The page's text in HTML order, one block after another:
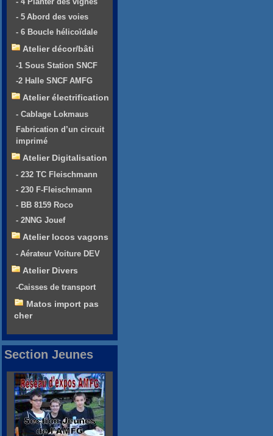
- 5 Abord des voies
- 6 Boucle hélicoïdale
Atelier décor/bâti
-1 Sous Station SNCF
-2 Halle SNCF AMFG
Atelier électrification
- Cablage Lokmaus
Fabrication d’un circuit
imprimé
Atelier Digitalisation
- 232 TC Fleischmann
- 230 F-Fleischmann
- BB 8159 Roco
- 2NNG Jouef
Atelier locos vagons
- Aérateur Voiture DEV
Atelier Divers
-Caisses de transport
Matos import pas
cher
Section Jeunes